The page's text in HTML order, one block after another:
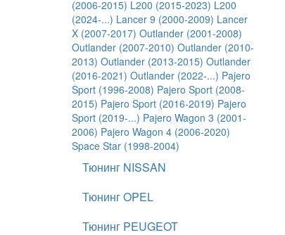
(2006-2015) L200 (2015-2023) L200
(2024-...) Lancer 9 (2000-2009) Lancer
X (2007-2017) Outlander (2001-2008)
Outlander (2007-2010) Outlander (2010-
2013) Outlander (2013-2015) Outlander
(2016-2021) Outlander (2022-...) Pajero
Sport (1996-2008) Pajero Sport (2008-
2015) Pajero Sport (2016-2019) Pajero
Sport (2019-...) Pajero Wagon 3 (2001-
2006) Pajero Wagon 4 (2006-2020)
Space Star (1998-2004)
Тюнинг NISSAN
Тюнинг OPEL
Тюнинг PEUGEOT